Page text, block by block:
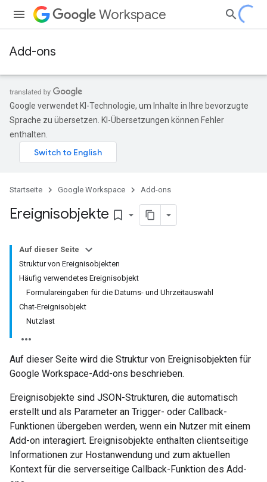
Workspace
Add-ons
Google verwendet KI-Technologie, um Inhalte in Ihre bevorzugte
Sprache zu übersetzen. KI-Übersetzungen können Fehler
enthalten.
Startseite Google Workspace Add-ons
Ereignisobjekte bookmark_border
Auf dieser Seite
Struktur von Ereignisobjekten
Häufig verwendetes Ereignisobjekt
Formulareingaben für die Datums- und Uhrzeitauswahl
Chat-Ereignisobjekt
Nutzlast
Auf dieser Seite wird die Struktur von Ereignisobjekten für
Google Workspace-Add-ons beschrieben.
Ereignisobjekte sind JSON-Strukturen, die automatisch
erstellt und als Parameter an Trigger- oder Callback-
Funktionen übergeben werden, wenn ein Nutzer mit einem
Add-on interagiert. Ereignisobjekte enthalten clientseitige
Informationen zur Hostanwendung und zum aktuellen
Kontext für die serverseitige Callback-Funktion des Add-